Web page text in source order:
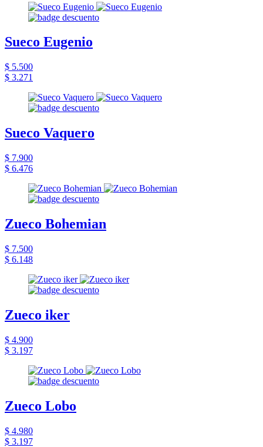
Sueco Eugenio
$ 5.500
$ 3.271
Sueco Vaquero
$ 7.900
$ 6.476
Zueco Bohemian
$ 7.500
$ 6.148
Zueco iker
$ 4.900
$ 3.197
Zueco Lobo
$ 4.980
$ 3.197